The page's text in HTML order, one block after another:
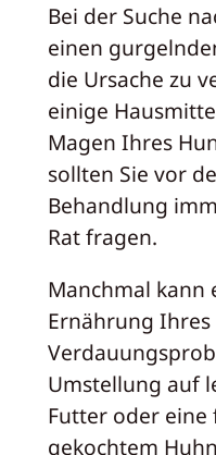
Bei der Suche
einen
die Ursache zu
einige
Magen Ihres
sollten Sie vor
Behandlung
Rat fragen.
Manchmal kann
Ernährung Ihres
Umstellung auf
Futter oder eine
gekochtem